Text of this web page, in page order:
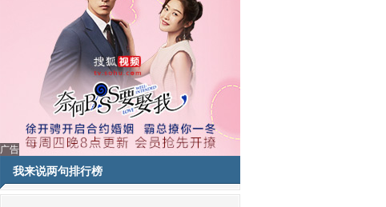
广告
我来说两句排行榜